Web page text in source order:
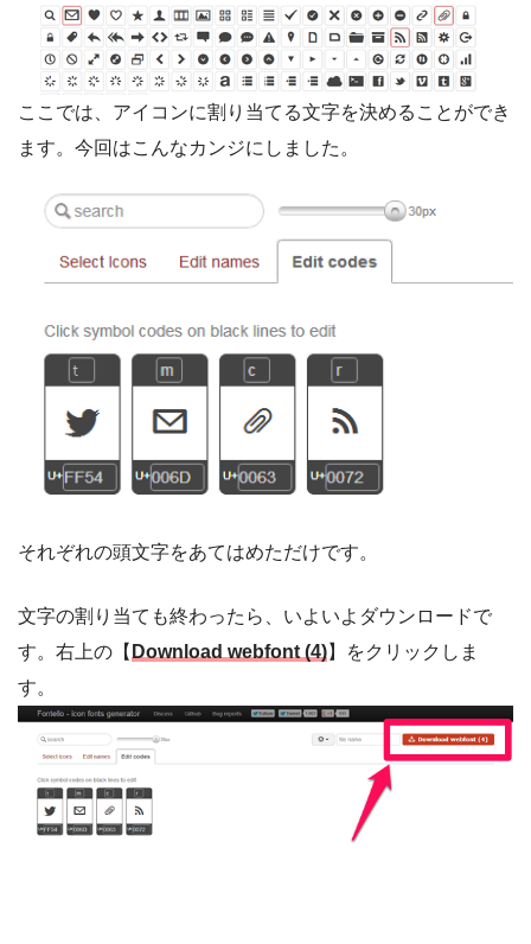
ここでは、アイコンに割り当てる文字を決めることができ
ます。今回はこんなカンジにしました。
それぞれの頭文字をあてはめただけです。
文字の割り当ても終わったら、いよいよダウンロードで
す。右上の【 Download webfont (4)】をクリックしま
す。